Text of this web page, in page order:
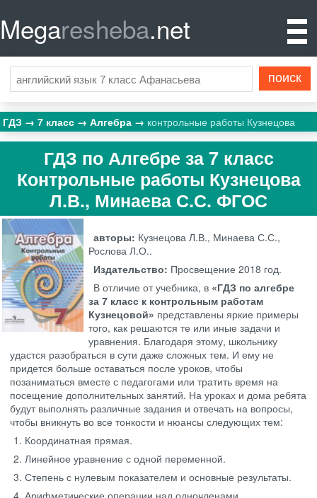
Megaresheba.net
ГДЗ 7 класс Алгебра контрольные работы Кузнецова
ГДЗ по Алгебре за 7 класс
Контрольные работы Кузнецова
Л.В., Минаева С.С. ФГОС
авторы: Кузнецова Л.В., Минаева С.С.,
Рослова Л.О..
Издательство: Просвещение 2018 год.
В отличие от учебника, в «ГДЗ по алгебре
за 7 класс к контрольным работам
Кузнецовой» представлены яркие примеры
того, как решаются те или иные задачи и
уравнения. Благодаря этому, школьнику
удастся разобраться в сути даже сложных тем. И ему не
придется больше оставаться после уроков, чтобы
позаниматься вместе с педагогами или тратить время на
посещение дополнительных занятий. На уроках и дома ребята
будут выполнять различные задания и отвечать на вопросы,
чтобы вникнуть во все тонкости и нюансы следующих тем:
Координатная прямая.
Линейное уравнение с одной переменной.
Степень с нулевым показателем и основные результаты.